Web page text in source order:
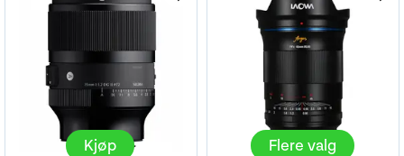
Kjøp Flere valg